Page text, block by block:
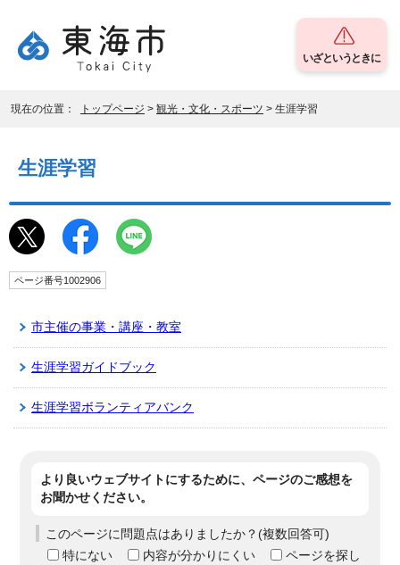
いざというときに
現在の位置： トップページ > 観光・文化・スポーツ > 生涯学習
生涯学習
ページ番号1002906
市主催の事業・講座・教室
生涯学習ガイドブック
生涯学習ボランティアバンク
より良いウェブサイトにするために、ページのご感想を
お聞かせください。
このページに問題点はありましたか？(複数回答可)
特にない
内容が分かりにくい
ページを探し